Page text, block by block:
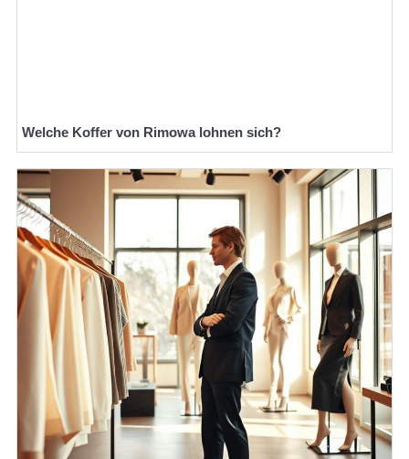
Welche Koffer von Rimowa lohnen sich?